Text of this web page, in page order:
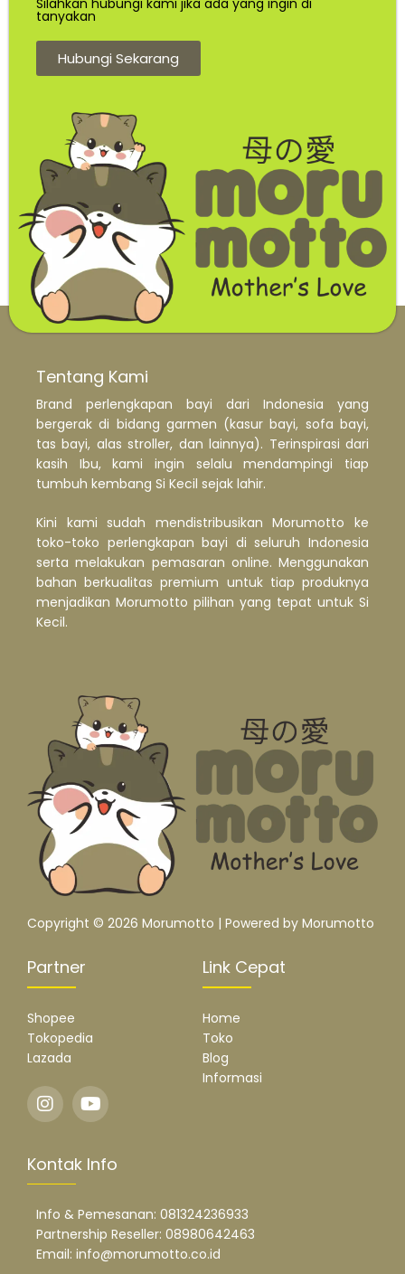
Silahkan hubungi kami jika ada yang ingin di
tanyakan
Hubungi Sekarang
Tentang Kami
Brand perlengkapan bayi dari Indonesia yang
bergerak di bidang garmen (kasur bayi, sofa bayi,
tas bayi, alas stroller, dan lainnya). Terinspirasi dari
kasih Ibu, kami ingin selalu mendampingi tiap
tumbuh kembang Si Kecil sejak lahir.
Kini kami sudah mendistribusikan Morumotto ke
toko-toko perlengkapan bayi di seluruh Indonesia
serta melakukan pemasaran online. Menggunakan
bahan berkualitas premium untuk tiap produknya
menjadikan Morumotto pilihan yang tepat untuk Si
Kecil.
Copyright © 2026 Morumotto | Powered by Morumotto
Partner
Shopee
Tokopedia
Lazada
Link Cepat
Home
Toko
Blog
Informasi
Kontak Info
Info & Pemesanan: 081324236933
Partnership Reseller: 08980642463
Email: info@morumotto.co.id